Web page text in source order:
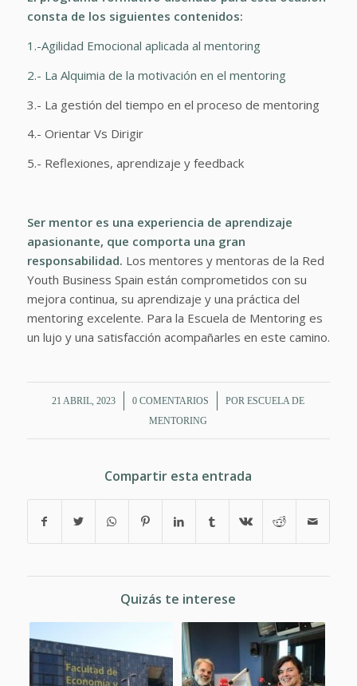
consta de los siguientes contenidos:
1.-Agilidad Emocional aplicada al mentoring
2.- La Alquimia de la motivación en el mentoring
3.- La gestión del tiempo en el proceso de mentoring
4.- Orientar Vs Dirigir
5.- Reflexiones, aprendizaje y feedback
Ser mentor es una experiencia de aprendizaje
apasionante, que comporta una gran
responsabilidad. Los mentores y mentoras de la Red
Youth Business Spain están comprometidos con su
mejora continua, su aprendizaje y una práctica del
mentoring excelente. Para la Escuela de Mentoring es
un lujo y una satisfacción acompañarles en este camino.
21 ABRIL, 2023
/ 0 COMENTARIOS
/ PORESCUELA DE
MENTORING
Compartir esta entrada
Quizás te interese